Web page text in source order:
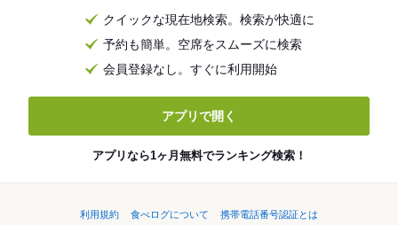
クイックな現在地検索。検索が快適に
予約も簡単。空席をスムーズに検索
会員登録なし。すぐに利用開始
アプリで開く
アプリなら1ヶ月無料でランキング検索！
利用規約 食べログについて
携帯電話番号認証とは